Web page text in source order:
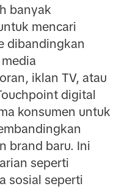
banyak
mencari
dibandingkan
iklan TV, atau
digital
konsumen untuk
brand baru. Ini
seperti
sosial seperti